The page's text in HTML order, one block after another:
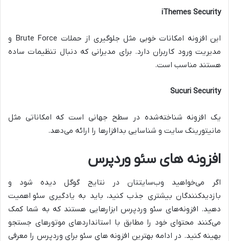
iThemes Security
این افزونه امکانات خوبی مثل جلوگیری از حملات Brute Force و
مدیریت ورود کاربران دارد. برای مدیرانی که دنبال تنظیمات ساده
هستند مناسب است.
Sucuri Security
یک افزونه شناخته‌شده در سطح جهانی است که امکاناتی مثل
مانیتورینگ سایت و شناسایی بدافزارها را ارائه می‌دهد.
افزونه های سئو وردپرس
اگر می‌خواهید وب‌سایتتان در نتایج گوگل دیده شود و
بازدیدکنندگان بیشتری جذب کنید، باید به یادگیری سئواهمیت
دهید. افزونه‌های سئو وردپرس ابزارهایی هستند که به شما کمک
می‌کنند محتوای خود را مطابق با استانداردهای موتورهای جستجو
بهینه کنید. در ادامه بهترین افزونه های سئو برای وردپرس را معرفی